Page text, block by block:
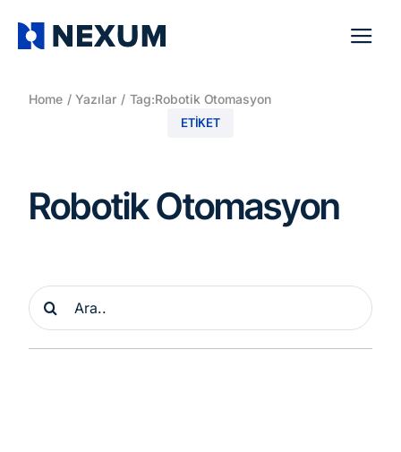
content
Home Yazılar Tag:Robotik Otomasyon
ETIKET
Robotik Otomasyon
Ara: